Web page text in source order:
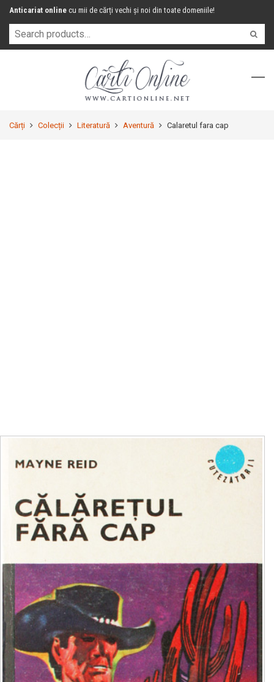
Anticariat online cu mii de cărți vechi și noi din toate domeniile!
Cărți Colecții Literatură Aventură Calaretul fara cap